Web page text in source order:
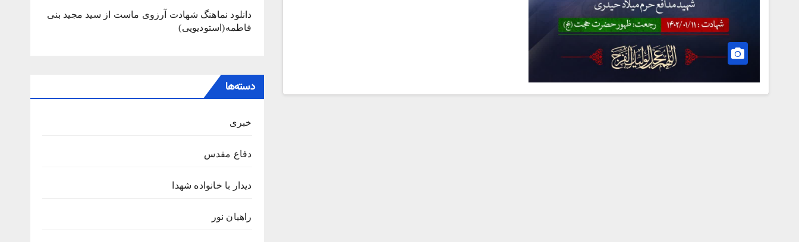
دانلود نماهنگ شهادت آرزوی ماست از سید مجید بنی
فاطمه(استودیویی)
دسته‌ها
خبری
دفاع مقدس
دیدار با خانواده شهدا
راهیان نور